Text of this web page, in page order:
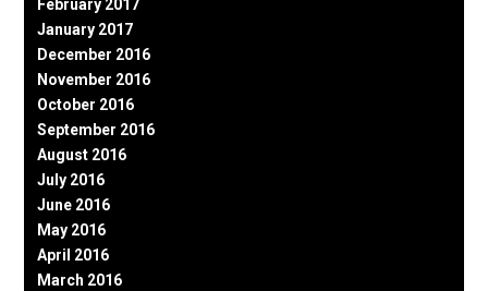
February 2017
January 2017
December 2016
November 2016
October 2016
September 2016
August 2016
July 2016
June 2016
May 2016
April 2016
March 2016